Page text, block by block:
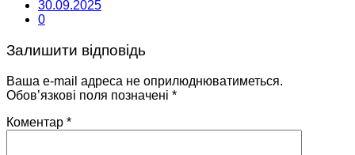
30.09.2025
0
Залишити відповідь
Ваша e-mail адреса не оприлюднюватиметься.
Обов’язкові поля позначені *
Коментар *